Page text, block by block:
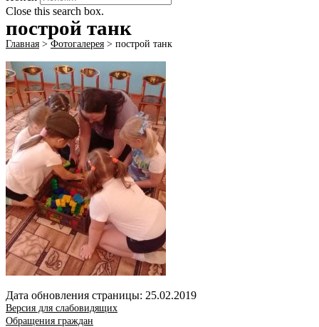
Close this search box.
построй танк
Главная > Фотогалерея > построй танк
Дата обновления страницы: 25.02.2019
Версия для слабовидящих
Обращения граждан